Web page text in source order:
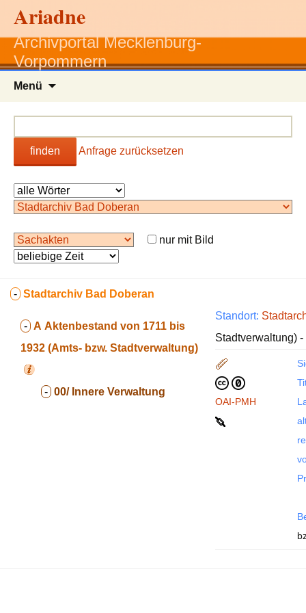
Ariadne
Archivportal Mecklenburg-
Vorpommern
Menü
finden Anfrage zurücksetzen
nur mit Bild
- Stadtarchiv Bad Doberan
- A Aktenbestand von 1711 bis
1932 (Amts- bzw. Stadtverwaltung)
- 00/ Innere Verwaltung
Standort:
Stadtverwaltung)
OAI-PMH